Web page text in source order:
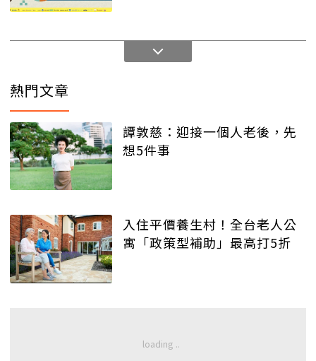
熱門文章
譚敦慈：迎接一個人老後，先
想5件事
入住平價養生村！全台老人公
寓「政策型補助」最高打5折